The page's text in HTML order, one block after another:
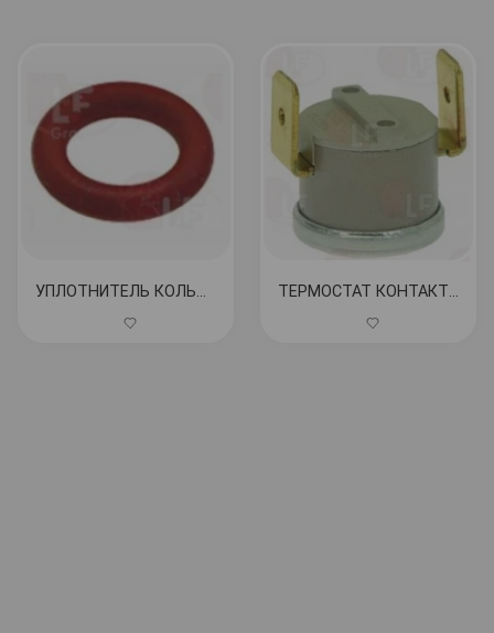
УПЛОТНИТЕЛЬ КОЛЬЦО OR R5 СИЛИКОН КРАСНЫЙ КОД: 1186610 ТЕРМОСТАТ КОНТАКТНЫЙ 125°C 16A 250В КОД: 1443055